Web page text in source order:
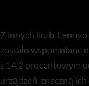
Z innych liczb.
zostało wspomniane
z 14,2 procentowym
urządzeń, znaczną